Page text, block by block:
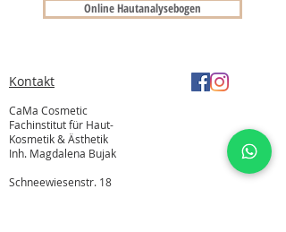
Online Hautanalysebogen
Kontakt
CaMa Cosmetic
Fachinstitut für Haut-
Kosmetik & Ästhetik
Inh. Magdalena Bujak
Schneewiesenstr. 18